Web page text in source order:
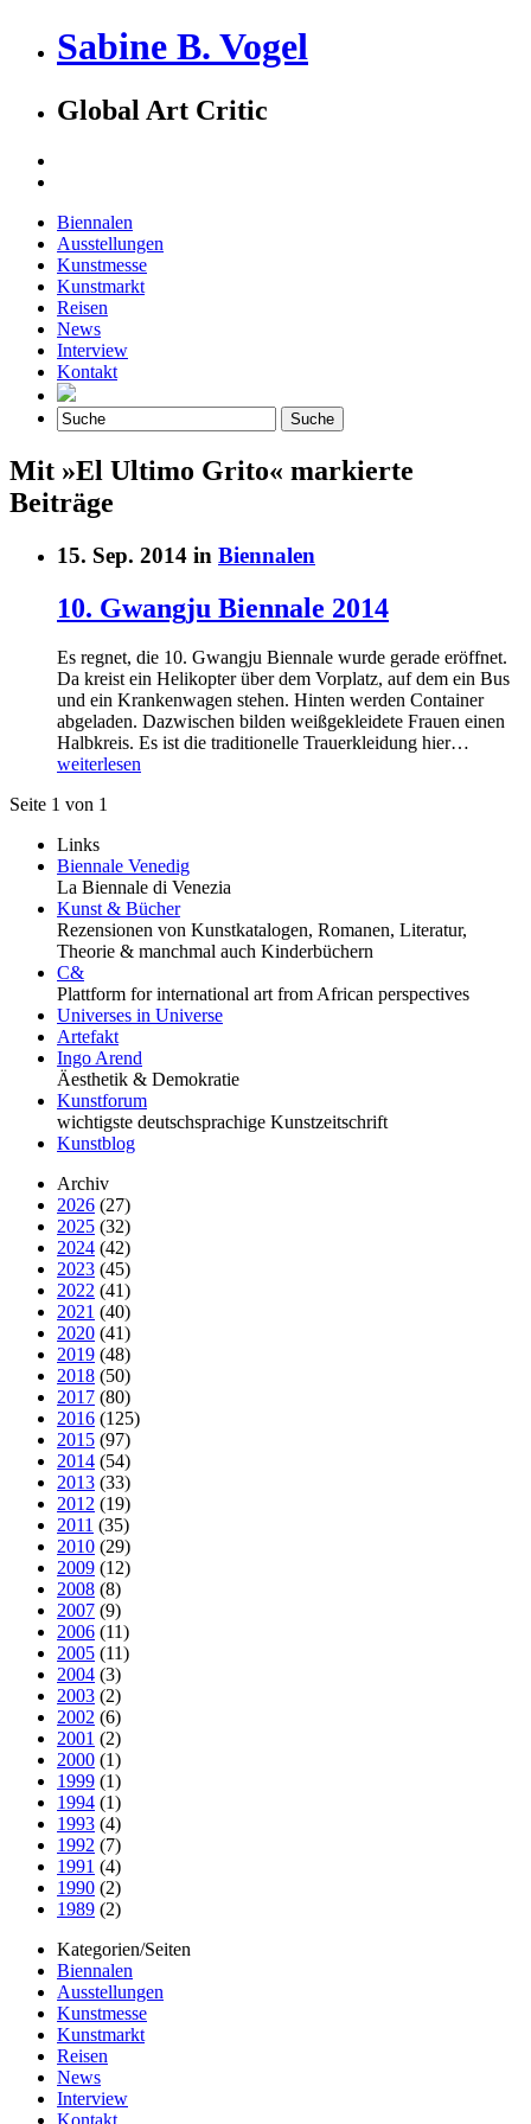
Sabine B. Vogel
Global Art Critic
Biennalen
Ausstellungen
Kunstmesse
Kunstmarkt
Reisen
News
Interview
Kontakt
Mit »El Ultimo Grito« markierte
Beiträge
15. Sep. 2014 in Biennalen
10. Gwangju Biennale 2014
Es regnet, die 10. Gwangju Biennale wurde gerade eröffnet.
Da kreist ein Helikopter über dem Vorplatz, auf dem ein Bus
und ein Krankenwagen stehen. Hinten werden Container
abgeladen. Dazwischen bilden weißgekleidete Frauen einen
Halbkreis. Es ist die traditionelle Trauerkleidung hier…
weiterlesen
Seite 1 von 1
Links
Biennale Venedig
La Biennale di Venezia
Kunst & Bücher
Rezensionen von Kunstkatalogen, Romanen, Literatur,
Theorie & manchmal auch Kinderbüchern
C&
Plattform for international art from African perspectives
Universes in Universe
Artefakt
Ingo Arend
Äesthetik & Demokratie
Kunstforum
wichtigste deutschsprachige Kunstzeitschrift
Kunstblog
Archiv
2026 (27)
2025 (32)
2024 (42)
2023 (45)
2022 (41)
2021 (40)
2020 (41)
2019 (48)
2018 (50)
2017 (80)
2016 (125)
2015 (97)
2014 (54)
2013 (33)
2012 (19)
2011 (35)
2010 (29)
2009 (12)
2008 (8)
2007 (9)
2006 (11)
2005 (11)
2004 (3)
2003 (2)
2002 (6)
2001 (2)
2000 (1)
1999 (1)
1994 (1)
1993 (4)
1992 (7)
1991 (4)
1990 (2)
1989 (2)
Kategorien/Seiten
Biennalen
Ausstellungen
Kunstmesse
Kunstmarkt
Reisen
News
Interview